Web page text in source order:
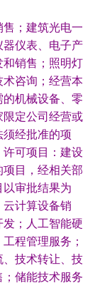
；建筑光电一
仪表、电子产
销售；照明灯
咨询；经营本
机械设备、零
定公司经营或
经批准的项
许可项目：建设
目，经相关部
审批结果为
计算设备销
；人工智能硬
程管理服务；
技术转让、技
储能技术服务